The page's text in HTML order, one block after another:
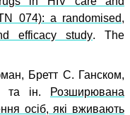
074): a randomised,
efficacy study. The
Бретт С. Ганском,
та ін.
Розширювана
осіб, які вживають